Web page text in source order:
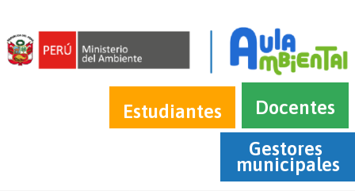
Estudiantes
Docentes
Gestores
municipales